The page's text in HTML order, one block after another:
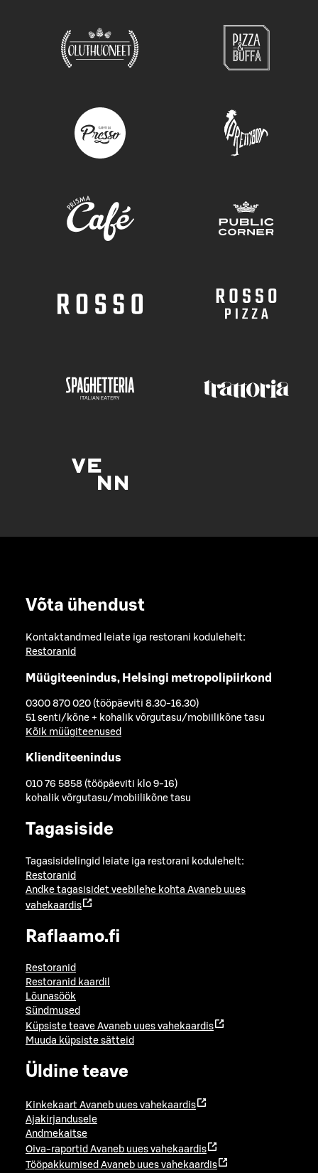
Võta ühendust
Kontaktandmed leiate iga restorani kodulehelt:
Restoranid
Müügiteenindus, Helsingi metropolipiirkond
0300 870 020 (tööpäeviti 8.30-16.30)
51 senti/kõne + kohalik võrgutasu/mobiilikõne tasu
Kõik müügiteenused
Klienditeenindus
010 76 5858 (tööpäeviti klo 9-16)
kohalik võrgutasu/mobiilikõne tasu
Tagasiside
Tagasisidelingid leiate iga restorani kodulehelt:
Restoranid
Andke tagasisidet veebilehe kohta Avaneb uues
vahekaardis
Raflaamo.fi
Restoranid
Restoranid kaardil
Lõunasöök
Sündmused
Küpsiste teave Avaneb uues vahekaardis
Muuda küpsiste sätteid
Üldine teave
Kinkekaart Avaneb uues vahekaardis
Ajakirjandusele
Andmekaitse
Oiva-raportid Avaneb uues vahekaardis
Tööpakkumised Avaneb uues vahekaardis